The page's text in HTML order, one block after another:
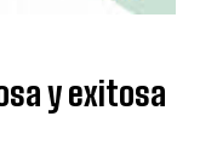
y exitosa